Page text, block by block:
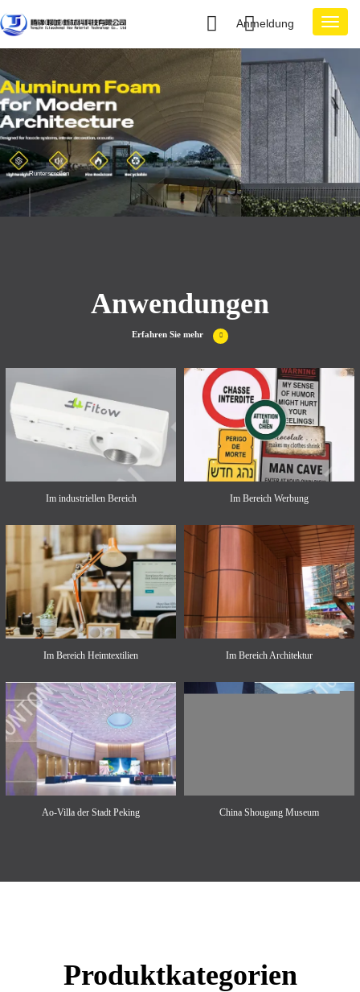
Anmeldung
Runterscrollen
Anwendungen
Erfahren Sie mehr
Im industriellen Bereich Im Bereich Werbung
Im Bereich Heimtextilien Im Bereich Architektur
Ao-Villa der Stadt Peking China Shougang Museum
Produktkategorien